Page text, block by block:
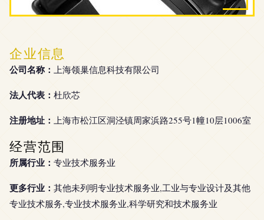
企业信息
公司名称： 上海领巢信息科技有限公司
法人代表： 杜欣芯
注册地址： 上海市松江区洞泾镇周家浜路255号1幢10层1006室
经营范围
所属行业： 专业技术服务业
更多行业： 其他未列明专业技术服务业,工业与专业设计及其他
专业技术服务,专业技术服务业,科学研究和技术服务业